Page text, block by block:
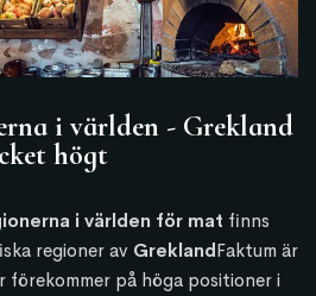
i världen - Grekland
högt
i världen för mat finns
regioner av GreklandFaktum är
förekommer på höga positioner i